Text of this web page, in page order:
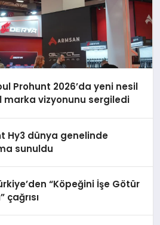
Prohunt 2026’da yeni nesil
marka vizyonunu sergiledi
Hy3 dünya genelinde
sunuldu
“Köpeğini İşe Götür
çağrısı